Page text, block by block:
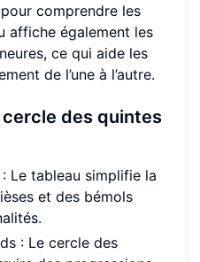
comprendre les
affiche également les
ce qui aide les
de l’une à l’autre.
des quintes
: Le tableau simplifie la
et des bémols
: Le cercle des